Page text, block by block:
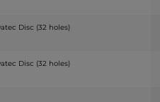
Disc (32 holes)
Disc (32 holes)